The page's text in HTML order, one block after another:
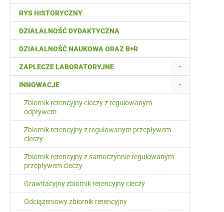
RYS HISTORYCZNY
DZIAŁALNOŚĆ DYDAKTYCZNA
DZIAŁALNOŚĆ NAUKOWA ORAZ B+R
ZAPLECZE LABORATORYJNE
INNOWACJE
Zbiornik retencyjny cieczy z regulowanym
odpływem
Zbiornik retencyjny z regulowanym przepływem
cieczy
Zbiornik retencyjny z samoczynnie regulowanym
przepływem cieczy
Grawitacyjny zbiornik retencyjny cieczy
Odciążeniowy zbiornik retencyjny